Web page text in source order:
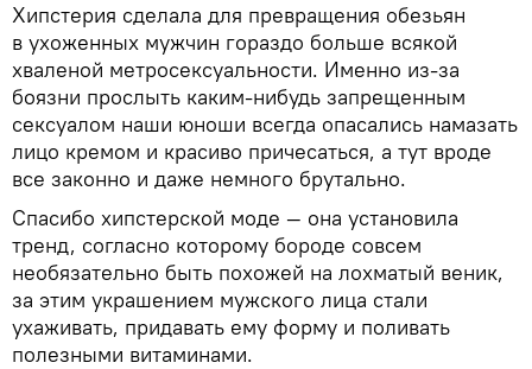
Хипстерия сделала для превращения обезьян
в ухоженных мужчин гораздо больше всякой
хваленой метросексуальности. Именно из-за
боязни прослыть каким-нибудь запрещенным
сексуалом наши юноши всегда опасались намазать
лицо кремом и красиво причесаться, а тут вроде
все законно и даже немного брутально.
Спасибо хипстерской моде — она установила
тренд, согласно которому бороде совсем
необязательно быть похожей на лохматый веник,
за этим украшением мужского лица стали
ухаживать, придавать ему форму и поливать
полезными витаминами.